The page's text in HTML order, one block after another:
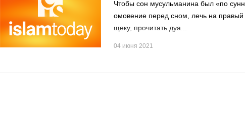
Чтобы сон мусульманина был «по
омовение перед сном, лечь на
щеку, прочитать дуа...
04 июня 2021